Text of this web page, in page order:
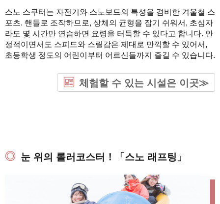
스노 스쿠터는 자전거와 스노보드의 특성을 겸비한 겨울철 스
포츠. 핸들로 조작하므로, 상체의 균형을 잡기 쉬워서, 초심자
라도 몇 시간만 연습하면 요령을 터득할 수 있다고 합니다. 안
정적이면서도 스피드와 스릴감은 제대로 만끽할 수 있어서,
초등학생 정도의 어린이부터 어르신들까지 즐길 수 있습니다.
체험할 수 있는 시설은 이곳≫
눈 위의 롤러코스터！「스노 래프팅」